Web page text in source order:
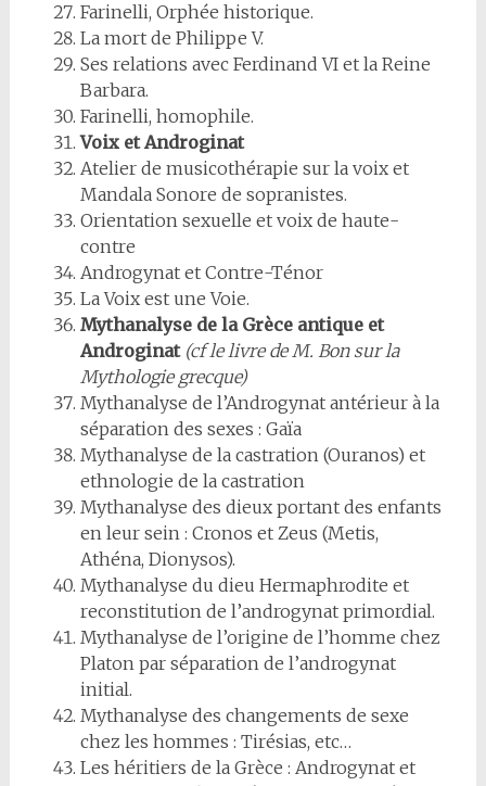
Farinelli, Orphée historique.
La mort de Philippe V.
Ses relations avec Ferdinand VI et la Reine
Barbara.
Farinelli, homophile.
Voix et Androginat
Atelier de musicothérapie sur la voix et
Mandala Sonore de sopranistes.
Orientation sexuelle et voix de haute-
contre
Androgynat et Contre-Ténor
La Voix est une Voie.
Mythanalyse de la Grèce antique et
Androginat(cf le livre de M. Bon sur la
Mythologie grecque)
Mythanalyse de l’Androgynat antérieur à la
séparation des sexes : Gaïa
Mythanalyse de la castration (Ouranos) et
ethnologie de la castration
Mythanalyse des dieux portant des enfants
en leur sein : Cronos et Zeus (Metis,
Athéna, Dionysos).
Mythanalyse du dieu Hermaphrodite et
reconstitution de l’androgynat primordial.
Mythanalyse de l’origine de l’homme chez
Platon par séparation de l’androgynat
initial.
Mythanalyse des changements de sexe
chez les hommes : Tirésias, etc…
Les héritiers de la Grèce : Androgynat et